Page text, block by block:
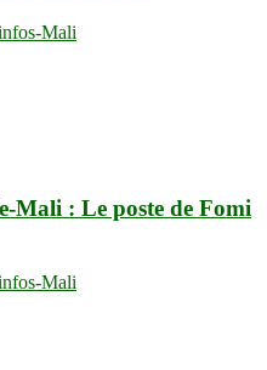
Mali
Mali : Le poste de Fomi
Mali